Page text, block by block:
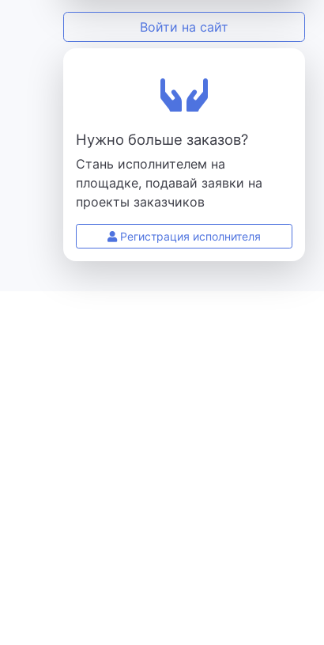
Войти на сайт
Нужно больше заказов?
Стань исполнителем на
площадке, подавай заявки на
проекты заказчиков
Регистрация исполнителя